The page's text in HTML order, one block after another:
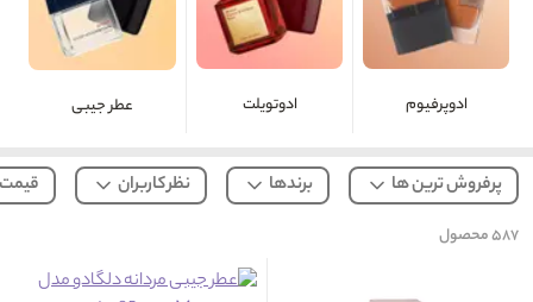
ادوپرفیوم ادوتویلت عطر جیبی
پرفروش ترین ها برندها نظر کاربران
۵۸۷محصول